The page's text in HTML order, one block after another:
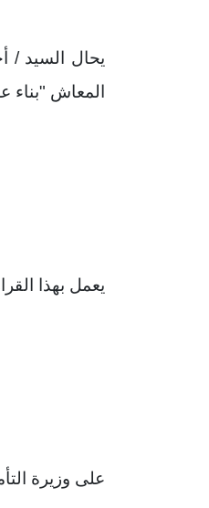
يحال السيد /
المعاش "بناء
يعمل بهذا القرار
على وزيرة